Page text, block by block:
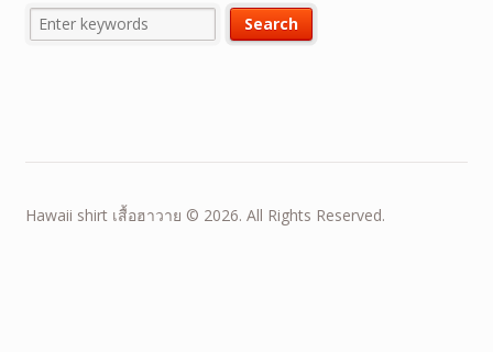
Hawaii shirt เสื้อฮาวาย © 2026. All Rights Reserved.